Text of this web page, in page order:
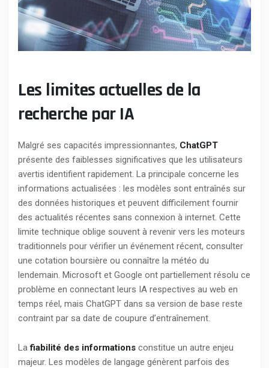
Les limites actuelles de la
recherche par IA
Malgré ses capacités impressionnantes, ChatGPT
présente des faiblesses significatives que les utilisateurs
avertis identifient rapidement. La principale concerne les
informations actualisées : les modèles sont entraînés sur
des données historiques et peuvent difficilement fournir
des actualités récentes sans connexion à internet. Cette
limite technique oblige souvent à revenir vers les moteurs
traditionnels pour vérifier un événement récent, consulter
une cotation boursière ou connaître la météo du
lendemain. Microsoft et Google ont partiellement résolu ce
problème en connectant leurs IA respectives au web en
temps réel, mais ChatGPT dans sa version de base reste
contraint par sa date de coupure d’entraînement.
Lafiabilité des informations constitue un autre enjeu
majeur. Les modèles de langage génèrent parfois des